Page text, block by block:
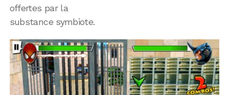
offertes par la
substance symbiote.